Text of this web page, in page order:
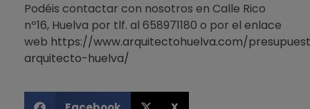
Podéis contactar con nosotros en Calle Rico
nº16, Huelva por tlf. al 658971180 o por el enlace
web https://www.arquitectohuelva.com/
arquitecto-huelva/